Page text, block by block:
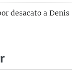
desacato a Denis